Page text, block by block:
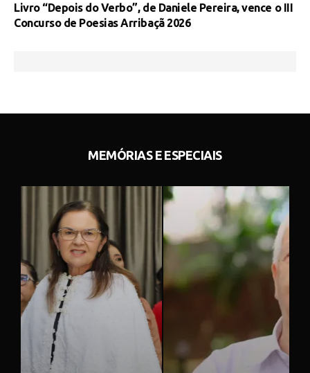
Livro “Depois do Verbo”, de Daniele Pereira, vence o III
Concurso de Poesias Arribaçã 2026
MEMÓRIAS E ESPECIAIS